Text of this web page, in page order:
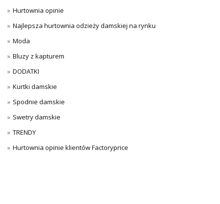
Hurtownia opinie
Najlepsza hurtownia odzieży damskiej na rynku
Moda
Bluzy z kapturem
DODATKI
Kurtki damskie
Spodnie damskie
Swetry damskie
TRENDY
Hurtownia opinie klientów Factoryprice